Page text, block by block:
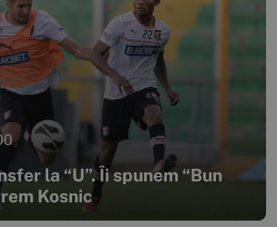
la “U”. Îi spunem “Bun
Kosnic